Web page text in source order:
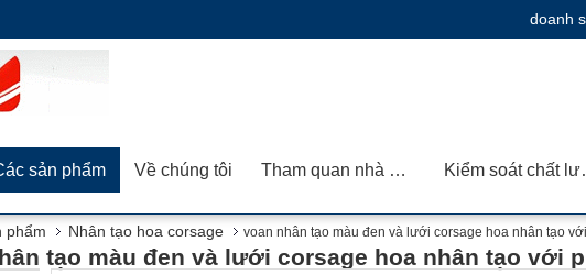
doanh
sản phẩm Về chúng tôi Tham quan nhà máy
phẩm Nhân tạo hoa corsage voan nhân tạo màu đen và lưới corsage hoa nhân tạo
tạo màu đen và lưới corsage hoa nhân tạo với